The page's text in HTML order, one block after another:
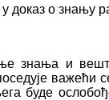
доказ о знању
знања и
важећи
буде